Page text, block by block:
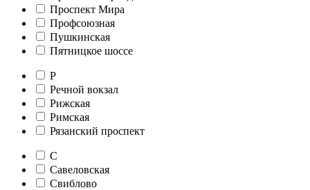
Проспект Мира
Профсоюзная
Пушкинская
Пятницкое шоссе
Р
Речной вокзал
Рижская
Римская
Рязанский проспект
С
Савеловская
Свиблово